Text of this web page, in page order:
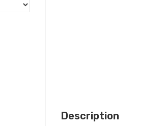
Description